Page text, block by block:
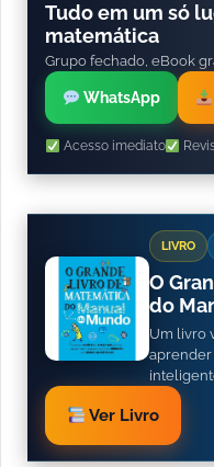
Tudo em um só
matemática
Grupo fechado, eBook
WhatsApp
Acesso imediato
LIVRO
O
do
Um livro
aprender
Ver Livro